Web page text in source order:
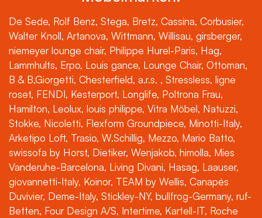
De Sede, Rolf Benz, Stega, Bretz, Cassina, Corbusier,
Walter Knoll, Artanova, Wittmann, Willisau, girsberger,
niemeyer lounge chair, Philippe Hurel-Paris, Hag,
Lammhults, Erpo, Louis gance, Lounge Chair, Ottoman,
B & B,Giorgetti, Chesterfield, a.r.s. , Stressless, ligne
roset, FENDI, Kesterport, Longlife, Poltrona Frau,
Hamilton, Leolux, louis philippe, Vitra Möbel, Natuzzi,
Stokke, Nicoletti, Flexform Groundpiece, Minotti-Italy,
Arketipo Loft, Trasio, W.Schillig, Mezzo, Mario Batto,
swissofa by Horst, Dietiker, Wenjakob, himolla, Mies
Vanderuhe-Barcelona, Living Divani, Hasag, Laauser,
giovannetti-Italy, Koinor, TEAM by Wellis, Canapés
Duvivier, Deme-Italy, Stickley-NY, bullfrog-Germany, ruf-
Betten, Four Design A/S, Intertime, Kartell-IT, Roche